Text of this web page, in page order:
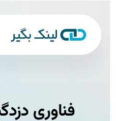
فناوری